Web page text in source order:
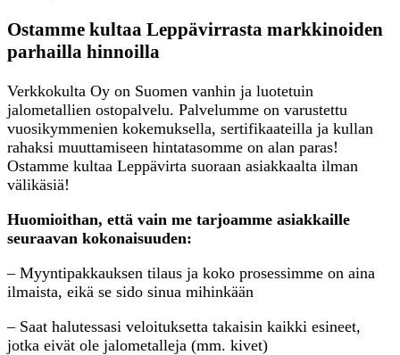
Ostamme kultaa Leppävirrasta markkinoiden
parhailla hinnoilla
Verkkokulta Oy on Suomen vanhin ja luotetuin
jalometallien ostopalvelu. Palvelumme on varustettu
vuosikymmenien kokemuksella, sertifikaateilla ja kullan
rahaksi muuttamiseen hintatasomme on alan paras!
Ostamme kultaa Leppävirta suoraan asiakkaalta ilman
välikäsiä!
Huomioithan, että vain me tarjoamme asiakkaille
seuraavan kokonaisuuden:
– Myyntipakkauksen tilaus ja koko prosessimme on aina
ilmaista, eikä se sido sinua mihinkään
– Saat halutessasi veloituksetta takaisin kaikki esineet,
jotka eivät ole jalometalleja (mm. kivet)